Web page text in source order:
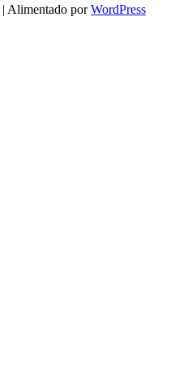
| Alimentado porWordPress